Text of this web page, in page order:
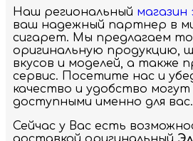
Наш региональный магазин
ваш надежный партнер в
сигарет. Мы предлагаем
оригинальную продукцию,
вкусов и моделей, а также
сервис. Посетите нас и
качество и удобство
доступными именно для вас.
Сейчас у Вас есть